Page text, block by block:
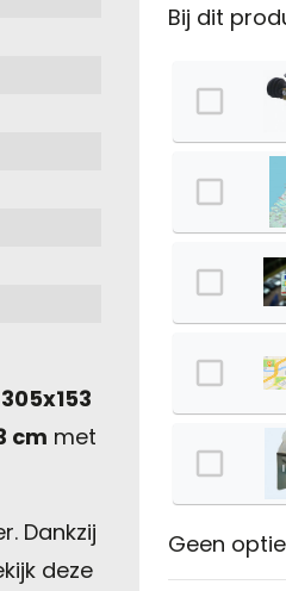
cm met
Dankzij
deze
Bij dit
Geen